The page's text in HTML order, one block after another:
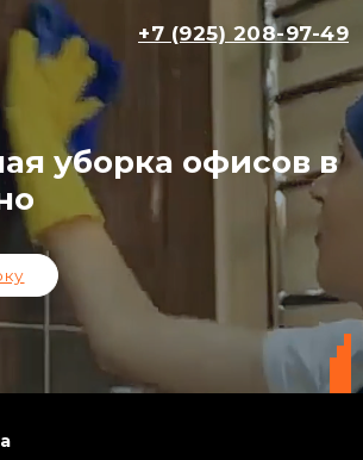
+7 (925) 208-97-49
уборка офисов в